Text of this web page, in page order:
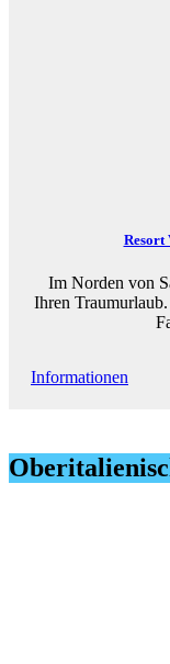
Resort
Im Norden von
Ihren
Informationen